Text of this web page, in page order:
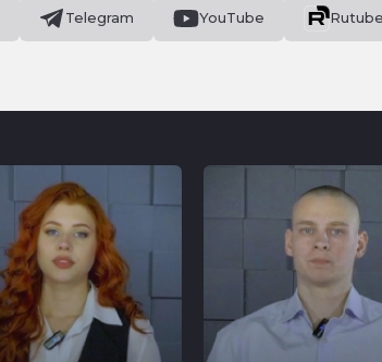
Telegram YouTube